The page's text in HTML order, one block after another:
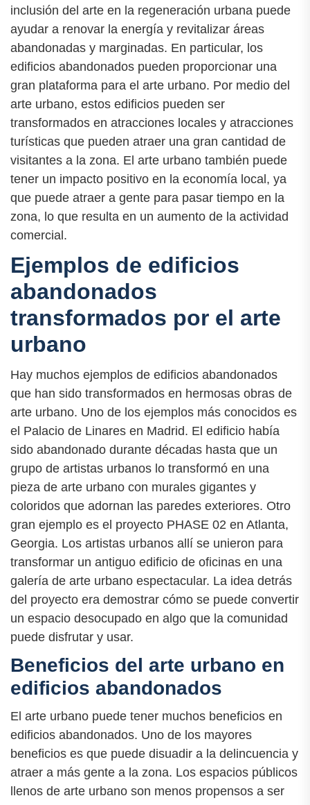
inclusión del arte en la regeneración urbana puede
ayudar a renovar la energía y revitalizar áreas
abandonadas y marginadas. En particular, los
edificios abandonados pueden proporcionar una
gran plataforma para el arte urbano. Por medio del
arte urbano, estos edificios pueden ser
transformados en atracciones locales y atracciones
turísticas que pueden atraer una gran cantidad de
visitantes a la zona. El arte urbano también puede
tener un impacto positivo en la economía local, ya
que puede atraer a gente para pasar tiempo en la
zona, lo que resulta en un aumento de la actividad
comercial.
Ejemplos de edificios
abandonados
transformados por el arte
urbano
Hay muchos ejemplos de edificios abandonados
que han sido transformados en hermosas obras de
arte urbano. Uno de los ejemplos más conocidos es
el Palacio de Linares en Madrid. El edificio había
sido abandonado durante décadas hasta que un
grupo de artistas urbanos lo transformó en una
pieza de arte urbano con murales gigantes y
coloridos que adornan las paredes exteriores. Otro
gran ejemplo es el proyecto PHASE 02 en Atlanta,
Georgia. Los artistas urbanos allí se unieron para
transformar un antiguo edificio de oficinas en una
galería de arte urbano espectacular. La idea detrás
del proyecto era demostrar cómo se puede convertir
un espacio desocupado en algo que la comunidad
puede disfrutar y usar.
Beneficios del arte urbano en
edificios abandonados
El arte urbano puede tener muchos beneficios en
edificios abandonados. Uno de los mayores
beneficios es que puede disuadir a la delincuencia y
atraer a más gente a la zona. Los espacios públicos
llenos de arte urbano son menos propensos a ser